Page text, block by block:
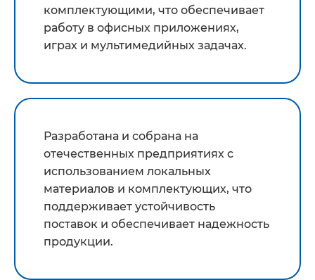
комплектующими, что обеспечивает
работу в офисных приложениях,
играх и мультимедийных задачах.
Разработана и собрана на
отечественных предприятиях с
использованием локальных
материалов и комплектующих, что
поддерживает устойчивость
поставок и обеспечивает надежность
продукции.